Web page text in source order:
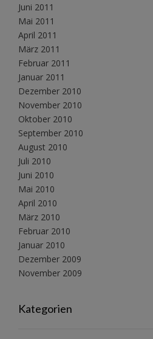
Juni 2011
Mai 2011
April 2011
März 2011
Februar 2011
Januar 2011
Dezember 2010
November 2010
Oktober 2010
September 2010
August 2010
Juli 2010
Juni 2010
Mai 2010
April 2010
März 2010
Februar 2010
Januar 2010
Dezember 2009
November 2009
Kategorien